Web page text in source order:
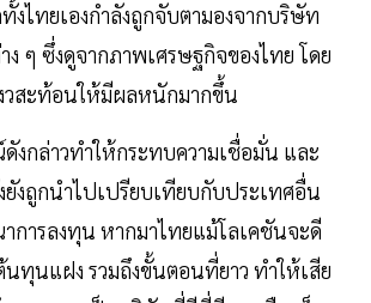
งไทยเองกำลังถูกจับตามองจากบริษัท
ง ๆ ซึ่งดูจากภาพเศรษฐกิจของไทย โดย
งวสะท้อนให้มีผลหนักมากขึ้น
งกล่าวทำให้กระทบความเชื่อมั่น และ
ยังถูกนำไปเปรียบเทียบกับประเทศอื่น
การลงทุน หากมาไทยแม้โลเคชันจะดี
นทุนแฝง รวมถึงขั้นตอนที่ยาว ทำให้เสีย